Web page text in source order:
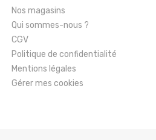
Nos magasins
Qui sommes-nous ?
CGV
Politique de confidentialité
Mentions légales
Gérer mes cookies